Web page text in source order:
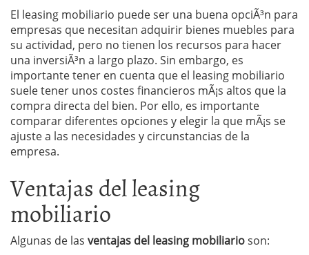
El leasing mobiliario puede ser una buena opciÃ³n para
empresas que necesitan adquirir bienes muebles para
su actividad, pero no tienen los recursos para hacer
una inversiÃ³n a largo plazo. Sin embargo, es
importante tener en cuenta que el leasing mobiliario
suele tener unos costes financieros mÃ¡s altos que la
compra directa del bien. Por ello, es importante
comparar diferentes opciones y elegir la que mÃ¡s se
ajuste a las necesidades y circunstancias de la
empresa.
Ventajas del leasing
mobiliario
Algunas de las ventajas del leasing mobiliarioson: